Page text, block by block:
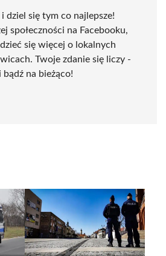
dziel się tym co najlepsze!
społeczności na Facebooku,
się więcej o lokalnych
Twoje zdanie się liczy -
na bieżąco!